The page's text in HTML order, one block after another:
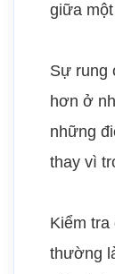
giữa
Sự rung
hơn ở
những
thay vì
Kiểm tra
thường